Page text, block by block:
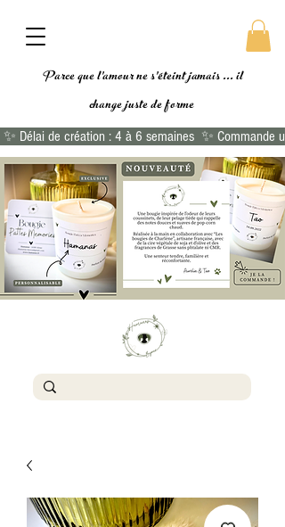
✨ Délai de création : 4 à 6 semaines  ✨
Parce que l'amour ne s'éteint jamais ... il
changejuste de forme